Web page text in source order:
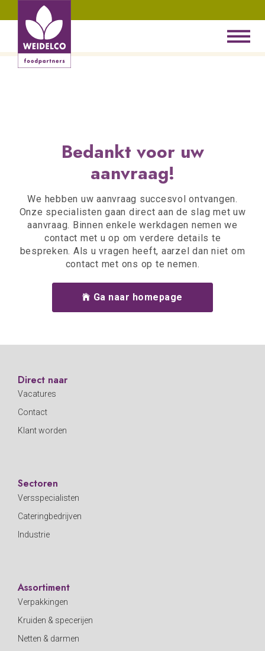
Bedankt voor uw
aanvraag!
We hebben uw aanvraag succesvol ontvangen.
Onze specialisten gaan direct aan de slag met uw
aanvraag. Binnen enkele werkdagen nemen we
contact met u op om verdere details te
bespreken. Als u vragen heeft, aarzel dan niet om
contact met ons op te nemen.
Ga naar homepage
Direct naar
Vacatures
Contact
Klant worden
Sectoren
Versspecialisten
Cateringbedrijven
Industrie
Assortiment
Verpakkingen
Kruiden & specerijen
Netten & darmen